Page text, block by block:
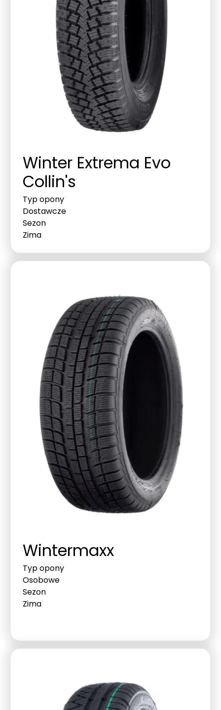
Winter Extrema Evo
Collin's
Typ opony
Dostawcze
Sezon
Zima
Wintermaxx
Typ opony
Osobowe
Sezon
Zima